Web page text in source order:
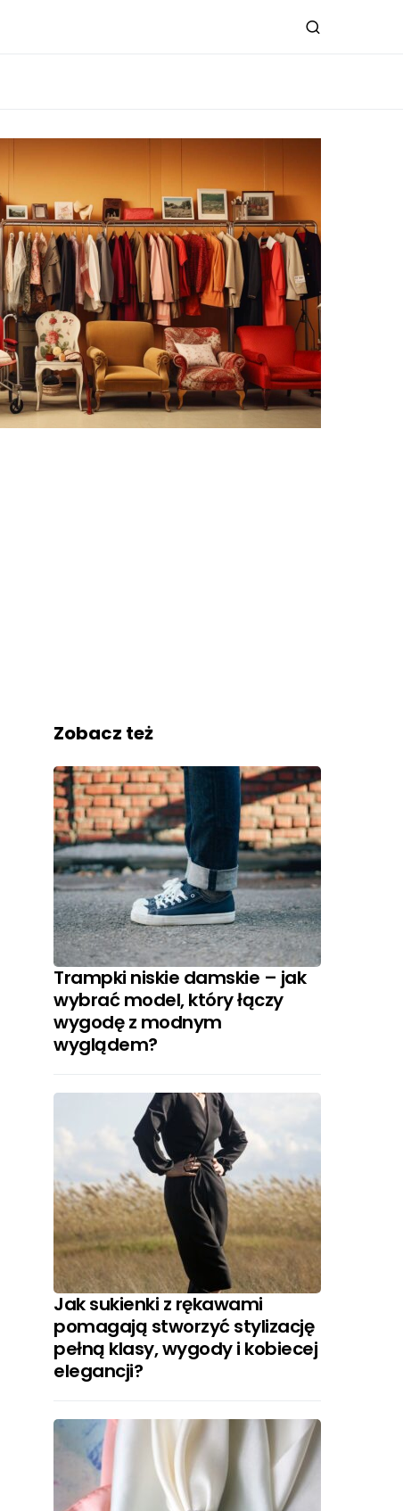
Zobacz też
Trampki niskie damskie – jak
wybrać model, który łączy
wygodę z modnym
wyglądem?
Jak sukienki z rękawami
pomagają stworzyć stylizację
pełną klasy, wygody i kobiecej
elegancji?